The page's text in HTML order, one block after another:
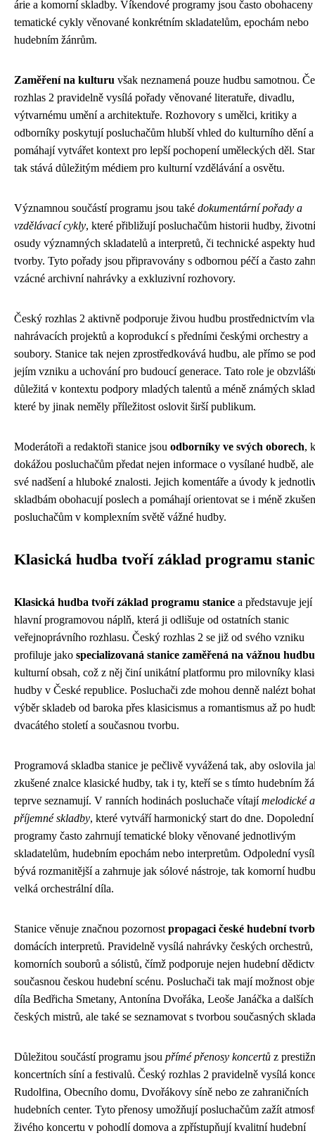
árie a komorní skladby. Víkendové programy jsou často obohaceny
tematické cykly věnované konkrétním skladatelům, epochám nebo
hudebním žánrům.
Zaměření na kulturu však neznamená pouze hudbu samotnou.
rozhlas 2 pravidelně vysílá pořady věnované literatuře, divadlu,
výtvarnému umění a architektuře. Rozhovory s umělci, kritiky a
odborníky poskytují posluchačům hlubší vhled do kulturního dění a
pomáhají vytvářet kontext pro lepší pochopení uměleckých děl.
tak stává důležitým médiem pro kulturní vzdělávání a osvětu.
Významnou součástí programu jsou také dokumentární pořady a
vzdělávací cykly, které přibližují posluchačům historii hudby, životní
osudy významných skladatelů a interpretů, či technické aspekty
tvorby. Tyto pořady jsou připravovány s odbornou péčí a často
vzácné archivní nahrávky a exkluzivní rozhovory.
Český rozhlas 2 aktivně podporuje živou hudbu prostřednictvím
nahrávacích projektů a koprodukcí s předními českými orchestry a
soubory. Stanice tak nejen zprostředkovává hudbu, ale přímo se
jejím vzniku a uchování pro budoucí generace. Tato role je
důležitá v kontextu podpory mladých talentů a méně známých
které by jinak neměly příležitost oslovit širší publikum.
Moderátoři a redaktoři stanice jsou odborníky ve svých oborech,
dokážou posluchačům předat nejen informace o vysílané hudbě,
své nadšení a hluboké znalosti. Jejich komentáře a úvody k
skladbám obohacují poslech a pomáhají orientovat se i méně
posluchačům v komplexním světě vážné hudby.
Klasická hudba tvoří základ programu
Klasická hudba tvoří základ programu stanice a představuje její
hlavní programovou náplň, která ji odlišuje od ostatních stanic
veřejnoprávního rozhlasu. Český rozhlas 2 se již od svého vzniku
profiluje jako specializovaná stanice zaměřená na vážnou hudbu
kulturní obsah, což z něj činí unikátní platformu pro milovníky
hudby v České republice. Posluchači zde mohou denně nalézt
výběr skladeb od baroka přes klasicismus a romantismus až po
dvacátého století a současnou tvorbu.
Programová skladba stanice je pečlivě vyvážená tak, aby oslovila
zkušené znalce klasické hudby, tak i ty, kteří se s tímto hudebním
teprve seznamují. V ranních hodinách posluchače vítajímelodické a
příjemné skladby, které vytváří harmonický start do dne. Dopolední
programy často zahrnují tematické bloky věnované jednotlivým
skladatelům, hudebním epochám nebo interpretům. Odpolední
bývá rozmanitější a zahrnuje jak sólové nástroje, tak komorní
velká orchestrální díla.
Stanice věnuje značnou pozornost propagaci české hudební
domácích interpretů. Pravidelně vysílá nahrávky českých orchestrů,
komorních souborů a sólistů, čímž podporuje nejen hudební
současnou českou hudební scénu. Posluchači tak mají možnost
díla Bedřicha Smetany, Antonína Dvořáka, Leoše Janáčka a dalších
českých mistrů, ale také se seznamovat s tvorbou současných
Důležitou součástí programu jsou přímé přenosy koncertů z
koncertních síní a festivalů. Český rozhlas 2 pravidelně vysílá
Rudolfina, Obecního domu, Dvořákovy síně nebo ze zahraničních
hudebních center. Tyto přenosy umožňují posluchačům zažít
živého koncertu v pohodlí domova a zpřístupňují kvalitní hudební